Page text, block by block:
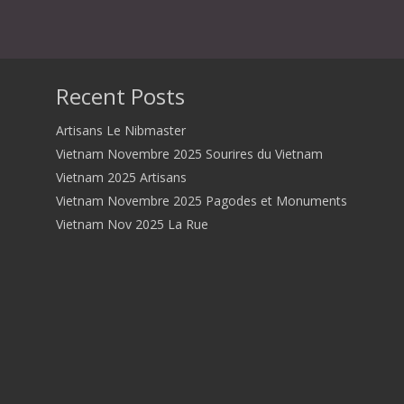
Recent Posts
Artisans Le Nibmaster
Vietnam Novembre 2025 Sourires du Vietnam
Vietnam 2025 Artisans
Vietnam Novembre 2025 Pagodes et Monuments
Vietnam Nov 2025 La Rue